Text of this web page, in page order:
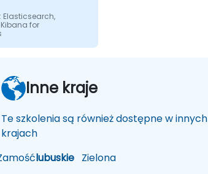
Elasticsearch,
for
lubuskie Zielona
Inne kraje
Te szkolenia są również dostępne w innych
krajach